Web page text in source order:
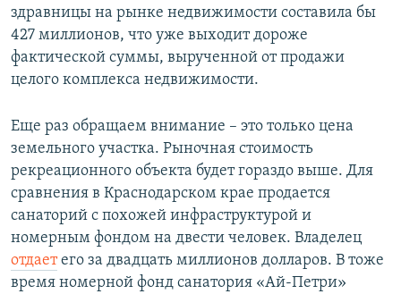
здравницы на рынке недвижимости составила бы
427 миллионов, что уже выходит дороже
фактической суммы, вырученной от продажи
целого комплекса недвижимости.
Еще раз обращаем внимание – это только цена
земельного участка. Рыночная стоимость
рекреационного объекта будет гораздо выше. Для
сравнения в Краснодарском крае продается
санаторий с похожей инфраструктурой и
номерным фондом на двести человек. Владелец
отдаетего за двадцать миллионов долларов. В тоже
время номерной фонд санатория «Ай-Петри»